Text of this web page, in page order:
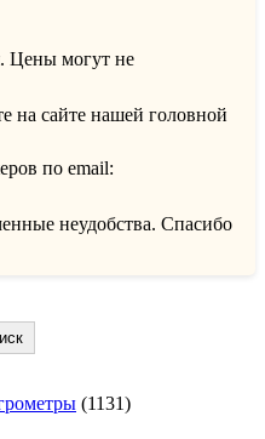
Цены могут не
на сайте нашей головной
по email:
неудобства. Спасибо
1131товар